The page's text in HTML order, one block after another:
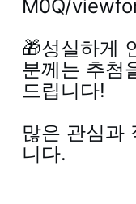
M0Q/
🎁성실하게
분께는 추첨
드립니다!
많은 관심과
니다.